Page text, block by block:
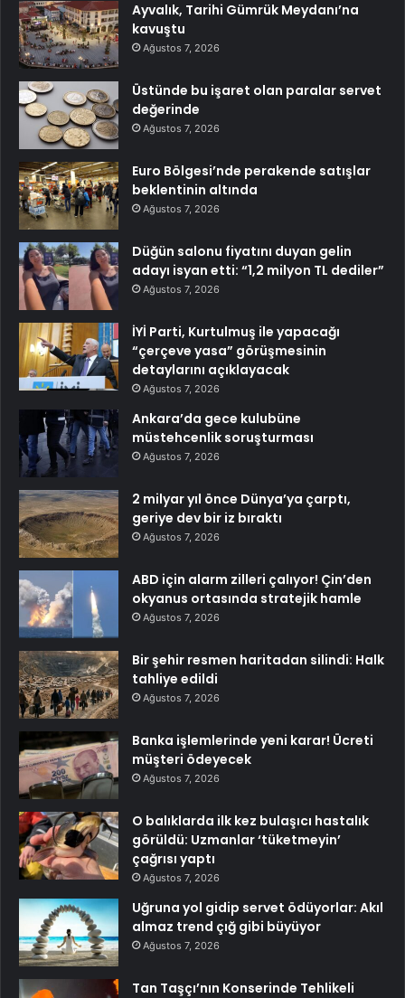
Ayvalık, Tarihi Gümrük Meydanı’na
kavuştu
Ağustos 7, 2026
Üstünde bu işaret olan paralar servet
değerinde
Ağustos 7, 2026
Euro Bölgesi’nde perakende satışlar
beklentinin altında
Ağustos 7, 2026
Düğün salonu fiyatını duyan gelin
adayı isyan etti: “1,2 milyon TL dediler”
Ağustos 7, 2026
İYİ Parti, Kurtulmuş ile yapacağı
“çerçeve yasa” görüşmesinin
detaylarını açıklayacak
Ağustos 7, 2026
Ankara’da gece kulubüne
müstehcenlik soruşturması
Ağustos 7, 2026
2 milyar yıl önce Dünya’ya çarptı,
geriye dev bir iz bıraktı
Ağustos 7, 2026
ABD için alarm zilleri çalıyor! Çin’den
okyanus ortasında stratejik hamle
Ağustos 7, 2026
Bir şehir resmen haritadan silindi: Halk
tahliye edildi
Ağustos 7, 2026
Banka işlemlerinde yeni karar! Ücreti
müşteri ödeyecek
Ağustos 7, 2026
O balıklarda ilk kez bulaşıcı hastalık
görüldü: Uzmanlar ‘tüketmeyin’
çağrısı yaptı
Ağustos 7, 2026
Uğruna yol gidip servet ödüyorlar: Akıl
almaz trend çığ gibi büyüyor
Ağustos 7, 2026
Tan Taşçı’nın Konserinde Tehlikeli